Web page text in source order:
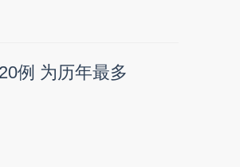
例 为历年最多